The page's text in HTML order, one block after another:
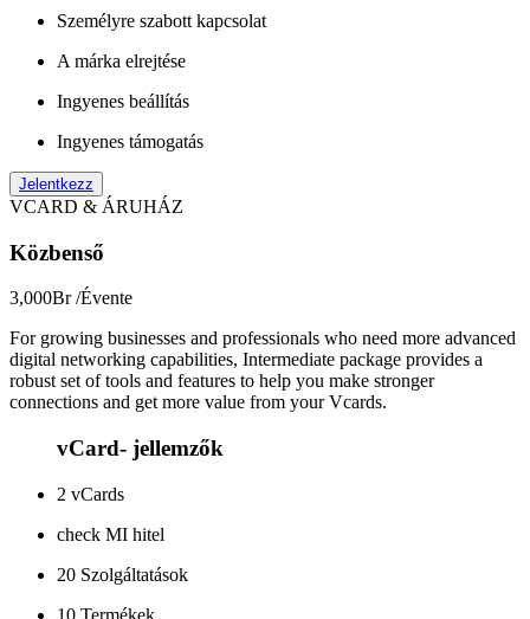
Személyre szabott kapcsolat
A márka elrejtése
Ingyenes beállítás
Ingyenes támogatás
Jelentkezz
VCARD & ÁRUHÁZ
Közbenső
3,000Br/Évente
For growing businesses and professionals who need more advanced
digital networking capabilities, Intermediate package provides a
robust set of tools and features to help you make stronger
connections and get more value from your Vcards.
vCard- jellemzők
2 vCards
check MI hitel
20 Szolgáltatások
10 Termékek